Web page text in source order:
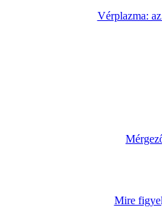
Vérplazma:
Mire